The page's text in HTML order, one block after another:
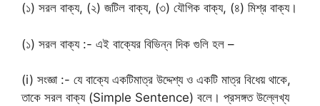
(১) সরল বাক্য, (২) জটিল বাক্য, (৩) যৌগিক বাক্য, (৪) মিশ্র বাক্য।
(১) সরল বাক্য :- এই বাক্যের বিভিন্ন দিক গুলি হল –
(i) সংজ্ঞা :- যে বাক্যে একটিমাত্র উদ্দেশ্য ও একটি মাত্র বিধেয় থাকে,
তাকে সরল বাক্য (Simple Sentence) বলে। প্রসঙ্গত উল্লেখ্য